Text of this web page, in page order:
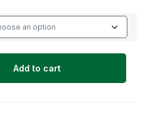
Add to cart